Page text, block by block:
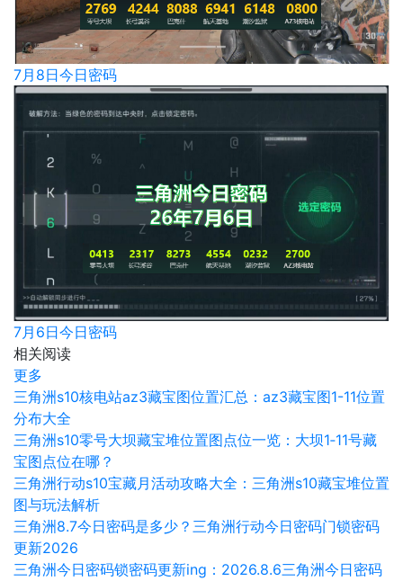
7月8日今日密码
7月6日今日密码
相关阅读
更多
三角洲s10核电站az3藏宝图位置汇总：az3藏宝图1-11位置
分布大全
三角洲s10零号大坝藏宝堆位置图点位一览：大坝1‑11号藏
宝图点位在哪？
三角洲行动s10宝藏月活动攻略大全：三角洲s10藏宝堆位置
图与玩法解析
三角洲8.7今日密码是多少？三角洲行动今日密码门锁密码
更新2026
三角洲今日密码锁密码更新ing：2026.8.6三角洲今日密码